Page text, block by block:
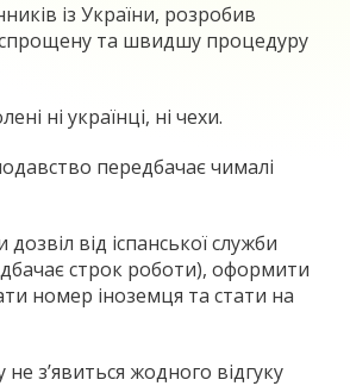
із України, розробив
спрощену та швидшу процедуру
ні українці, ні чехи.
передбачає чималі
від іспанської служби
строк роботи), оформити
номер іноземця та стати на
з’явиться жодного відгуку